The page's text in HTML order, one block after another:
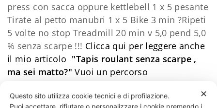
press con sacca oppure kettlebell 1 x 5 pesante
Tirate al petto manubri 1 x 5 Bike 3 min ?Ripeti
5 volte no stop Treadmill 20 min v 5,0 pend 5,0
% senza scarpe !!! Clicca qui per leggere anche
il mio articolo "Tapis roulant senza scarpe ,
ma sei matto?" Vuoi un percorso
✕
Questo sito utilizza cookie tecnici e di profilazione.
Puoi accettare, rifiutare o personalizzare i cookie premendo i